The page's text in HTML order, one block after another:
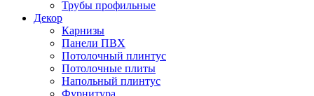
Трубы профильные
Декор
Карнизы
Панели ПВХ
Потолочный плинтус
Потолочные плиты
Напольный плинтус
Фурнитура